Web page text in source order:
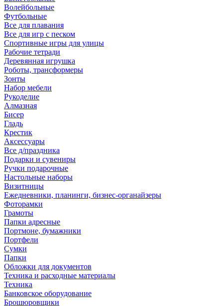
Волейбольные
Футбольные
Все для плавания
Все для игр с песком
Спортивные игры для улицы
Рабочие тетради
Деревянная игрушка
Роботы, трансформеры
Зонты
Набор мебели
Рукоделие
Алмазная
Бисер
Гладь
Крестик
Аксессуары
Все д/праздника
Подарки и сувениры
Ручки подарочные
Настольные наборы
Визитницы
Ежедневники, планинги, бизнес-органайзеры
Фоторамки
Грамоты
Папки адресные
Портмоне, бумажники
Портфели
Сумки
Папки
Обложки для документов
Техника и расходные материалы
Техника
Банковское оборудование
Брошюровщики